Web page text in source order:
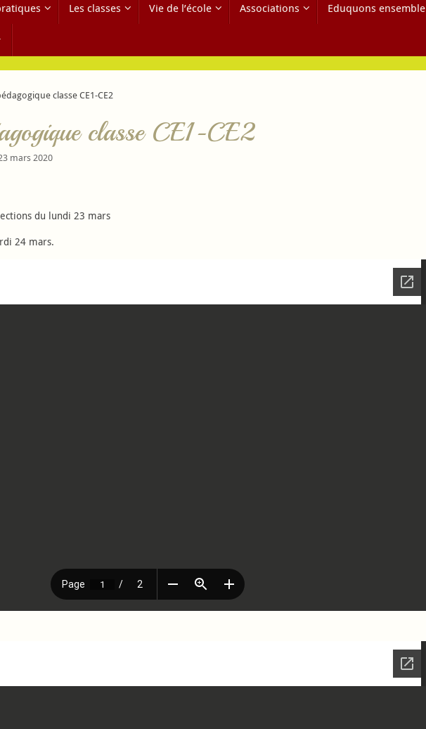
Les classes Vie de l’école Associations Eduquons ensemble
classe CE1-CE2
classe CE1-CE2
mars 2020
du lundi 23 mars
24 mars.